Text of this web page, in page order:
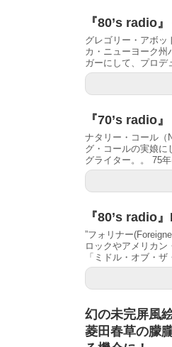
『80’s radio
グレゴリー・アボッ
カ・ニューヨーク州
ガーにして、プロデ
『70’s radio
ナタリー・コール（
グ・コールの実娘に
グライター。。 75年
『80’s radio
”フォリナー
ロックやアメリカン
「ミドル・オブ・ザ
幻の未完屏風
菱田春草の朦